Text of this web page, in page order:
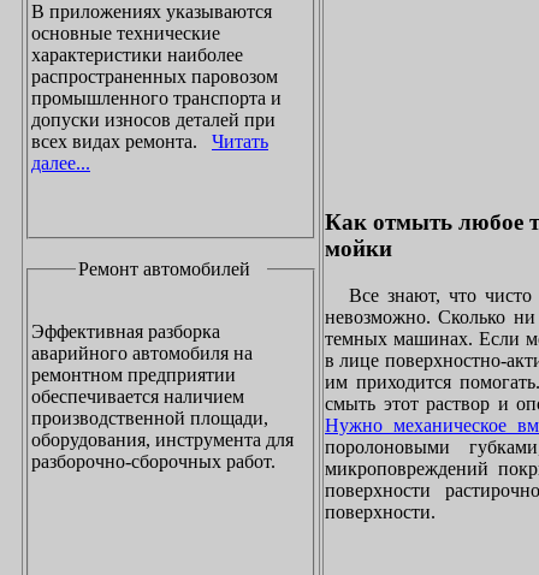
В приложениях указываются
основные технические
характеристики наиболее
распространенных паровозом
промышленного транспорта и
допуски износов деталей при
всех видах ремонта. Читать
далее...
Ремонт автомобилей
Эффективная разборка
аварийного автомобиля на
ремонтном предприятии
обеспечивается наличием
производственной площади,
оборудования, инструмента для
разборочно-сборочных работ.
Как отмыть любое
мойки
Все знают, что чисто
невозможно. Сколько
темных машинах. Если
в лице поверхностно-
им приходится
смыть этот раствор и
Нужно механическое
поролоновыми
микроповреждений
поверхности
поверхности.